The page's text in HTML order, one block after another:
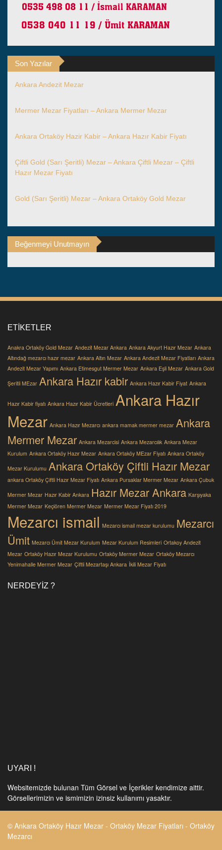
Son Yazılar
Ankara Andezit Mezar
Mermer Mezar Fiyatları – Ankara Mermer Mezar
Ankara Ortaköy Hazir Kabir – Ankara Hazır Kabir Fiyatı
Çiftli Gold (Sarı Şeritli) Mezar – Ankara Çiftli Mezar – Çiftli
Hazır Mezar Fiyatı
Gold (Sarı Şeritli) Mezar – Ankara Ortaköy Gold Mezar
Beğenmeyi Unutmayın
ETIKETLER
Anakra Ortaköy Gold Mezar Andezit Mezar Ankara Ankara Akyurt Hazır Mezar Ankara
Altındağ mezarcı hazır mezar Ankara Altın Mezar Ankara Andezit Mezar Fiyatları Ankara
Andezit Mezar Yapımı Ankara Etimesgut Mermer Mezar Ankara Eşli Mezar Ankara Gold
Şeritli MEzar Ankara Hazır kabir Ankara Hazır Kabir Fiyat Ankara
Hazır Kabir fiyatı Ankara Hazır Kabir Ücretleri Ankara Hazır
Mezar Ankara Hazır Mezarcı ankara mamak mermer mezar Ankara
Mermer Mezar Ankara Mezarcisi Ankara Mezarcılık Ankara Mezar
Kurulum Ankara Ortaköy Hazır Mezar Ankara Ortaköy MEzar Fiyatı Ankara Ortaköy
Mezar Kurulumu Ankara Ortaköy Çiftli Hazır Mezar
ankara Ortaköy Çiftli Hazır Mezar Fiyatı Ankara Pursaklar Mermer Mezar Ankara Çubuk
Mermer Mezar Hazır Kabir Ankara Hazır Mezar Ankara Karşıyaka
Mermer Mezar Keçiören Mermer Mezar Mermer Mezar Fiyatı 2019
Mezarcı ismail Mezarcı ismail mezar kurulumu Mezarcı
Ümit Mezarcı Ümit Mezar Kurulum Mezar Kurulum Resimleri Ortakoy Andezit
Mezar Ortaköy Hazır Mezar Kurulumu Ortaköy Mermer Mezar Ortaköy Mezarcı
Yenimahalle Mermer Mezar Çiftli Mezartaşı Ankara İkili Mezar Fiyatı
NERDEYIZ ?
UYARI !
Websitemizde bulunan Tüm Görsel ve İçerikler kendimize aittir.
Görsellerimizin ve ismimizin izinsiz kullanımı yasaktır.
© Ankara Ortaköy Hazır Mezar - Ortaköy Mezar Fiyatları - Ortaköy
Mezarcı